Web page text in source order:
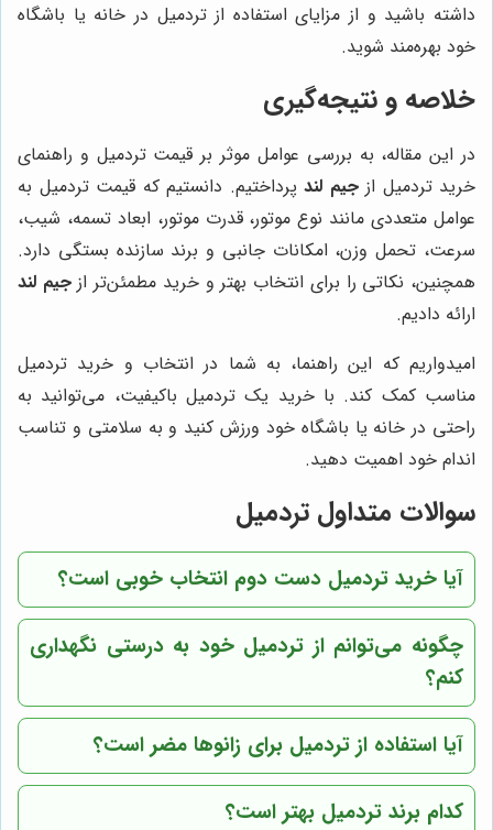
داشته باشید و از مزایای استفاده از تردمیل در خانه یا باشگاه
خود بهره‌مند شوید.
خلاصه و نتیجه‌گیری
در این مقاله، به بررسی عوامل موثر بر قیمت تردمیل و راهنمای
خرید تردمیل ازجیم لند پرداختیم. دانستیم که قیمت تردمیل به
عوامل متعددی مانند نوع موتور، قدرت موتور، ابعاد تسمه، شیب،
سرعت، تحمل وزن، امکانات جانبی و برند سازنده بستگی دارد.
همچنین، نکاتی را برای انتخاب بهتر و خرید مطمئن‌تر ازجیم لند
ارائه دادیم.
امیدواریم که این راهنما، به شما در انتخاب و خرید تردمیل
مناسب کمک کند. با خرید یک تردمیل باکیفیت، می‌توانید به
راحتی در خانه یا باشگاه خود ورزش کنید و به سلامتی و تناسب
اندام خود اهمیت دهید.
سوالات متداول تردمیل
آیا خرید تردمیل دست دوم انتخاب خوبی است؟
چگونه می‌توانم از تردمیل خود به درستی نگهداری
کنم؟
آیا استفاده از تردمیل برای زانوها مضر است؟
کدام برند تردمیل بهتر است؟